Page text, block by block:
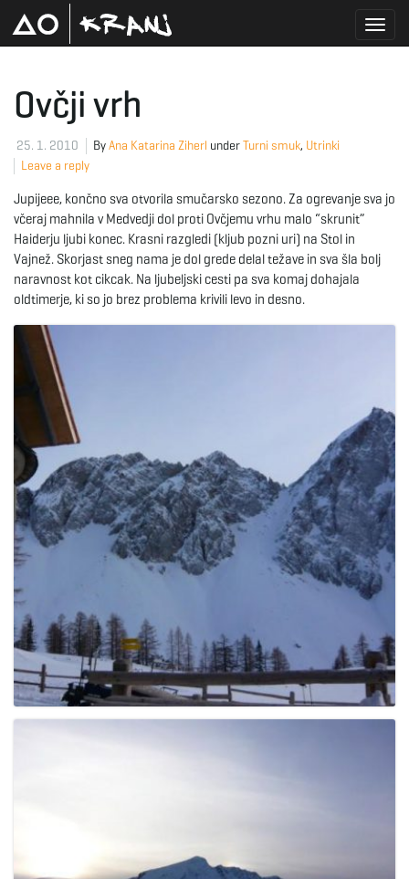
e
n
a
v
Ovčji vrh
25. 1. 2010 ByAna Katarina Ziherl underTurni smuk, Utrinki
Leave a reply
Jupijeee, končno sva otvorila smučarsko sezono. Za ogrevanje sva jo
včeraj mahnila v Medvedji dol proti Ovčjemu vrhu malo “skrunit”
Haiderju ljubi konec. Krasni razgledi (kljub pozni uri) na Stol in
Vajnež. Skorjast sneg nama je dol grede delal težave in sva šla bolj
naravnost kot cikcak. Na ljubeljski cesti pa sva komaj dohajala
oldtimerje, ki so jo brez problema krivili levo in desno.